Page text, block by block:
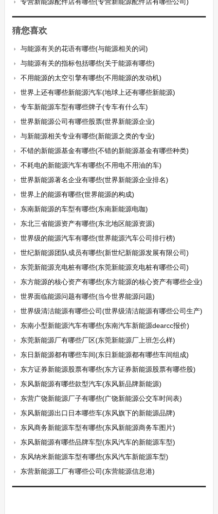
猜您喜欢
与能源有关的花语有哪些(与能源相关的词)
与能源有关的指标包括哪些(关于能源有哪些)
不用能源的太空引擎有哪些(不用能源的发动机)
世界上还有哪些新能源汽车(地球上还有哪些新能源)
专车新能源车型有哪些牌子(专车有什么车)
世界新能源公司有哪些股票(世界新能源企业)
与新能源相关专业有哪些(新能源之类的专业)
不错的新能源基金有哪些(不错的新能源基金有哪些种类)
不耗电的新能源汽车有哪些(不用电不用油的车)
世界新能源著名企业有哪些(世界新能源企业排名)
世界上的能源有哪些(世界能源的构成)
东南新能源的车型有哪些(东南新能源电咖)
东北三省能源资产有哪些(东北地区能源资源)
世界级的能源汽车有哪些(世界能源汽车公司排行榜)
世纪新能源团队成员有哪些(新世纪新能源发展有限公司)
东莞新能源充电桩有哪些(东莞新能源充电桩有哪些公司)
东方能源的核心资产有哪些(东方能源的核心资产有哪些企业)
世界面临能源问题有哪些(当今世界能源问题)
世界级清洁能源有哪些公司(世界级清洁能源有哪些公司生产)
东南小型新能源汽车有哪些(东南汽车新能源dearcc报价)
东莞新能源厂有哪些厂区(东莞新能源厂上班怎么样)
东日新能源都有哪些车间(东日新能源都有哪些车间组成)
东方证券新能源股票有哪些(东方证券新能源股票有哪些股)
东风新能源有哪些款型汽车(东风新品牌新能源)
东营广饶新能源厂子有哪些(广饶新能源公交车时间表)
东风新能源出口日本哪些车(东风旗下的新能源品牌)
东风商务新能源车型有哪些(东风新能源商务车图片)
东风新能源有哪些品牌车型(东风汽车的新能源车型)
东风纳米新能源车型有哪些(东风汽车新能源车型)
东营新能源工厂有哪些公司(东营能源信息港)